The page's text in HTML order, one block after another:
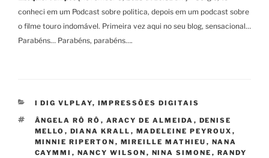
conheci em um Podcast sobre politica, depois em um podcast sobre
o filme touro indomável. Primeira vez aqui no seu blog, sensacional…
Parabéns… Parabéns, parabéns….
CATEGORIES
I DIG VLPLAY, IMPRESSÕES DIGITAIS
TAGS
ÂNGELA RÔ RÔ , ARACY DE ALMEIDA , DENISE
MELLO , DIANA KRALL , MADELEINE PEYROUX ,
MINNIE RIPERTON , MIREILLE MATHIEU , NANA
CAYMMI , NANCY WILSON , NINA SIMONE , RANDY